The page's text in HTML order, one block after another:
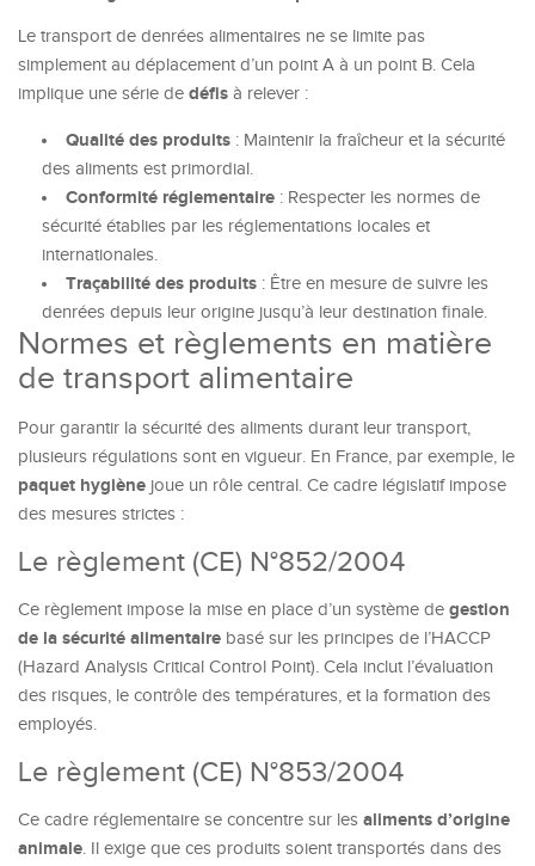
Le transport de denrées alimentaires ne se limite pas
simplement au déplacement d’un point A à un point B. Cela
implique une série de défis à relever :
Qualité des produits : Maintenir la fraîcheur et la sécurité
des aliments est primordial.
Conformité réglementaire : Respecter les normes de
sécurité établies par les réglementations locales et
internationales.
Traçabilité des produits : Être en mesure de suivre les
denrées depuis leur origine jusqu’à leur destination finale.
Normes et règlements en matière
de transport alimentaire
Pour garantir la sécurité des aliments durant leur transport,
plusieurs régulations sont en vigueur. En France, par exemple, le
paquet hygiène joue un rôle central. Ce cadre législatif impose
des mesures strictes :
Le règlement (CE) N°852/2004
Ce règlement impose la mise en place d’un système de gestion
de la sécurité alimentaire basé sur les principes de l’HACCP
(Hazard Analysis Critical Control Point). Cela inclut l’évaluation
des risques, le contrôle des températures, et la formation des
employés.
Le règlement (CE) N°853/2004
Ce cadre réglementaire se concentre sur les aliments d’origine
animale. Il exige que ces produits soient transportés dans des